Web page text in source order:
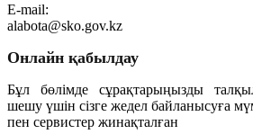
E-mail:
alabota@sko.gov.kz
Онлайн қабылдау
Бұл бөлімде сұрақтарыңызды
шешу үшін сізге жедел байланысуға
пен сервистер жинақталған